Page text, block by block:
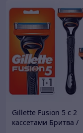
Gillette Fusion 5 с 2
кассетами Бритва /